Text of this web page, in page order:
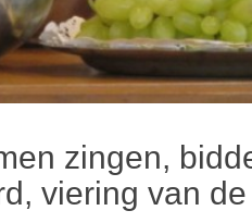
zingen,
viering van